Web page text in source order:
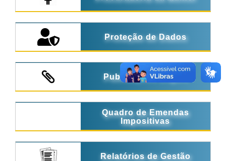
Proteção de Dados
Publicações Legais
Quadro de Emendas
Impositivas
Relatórios de Gestão